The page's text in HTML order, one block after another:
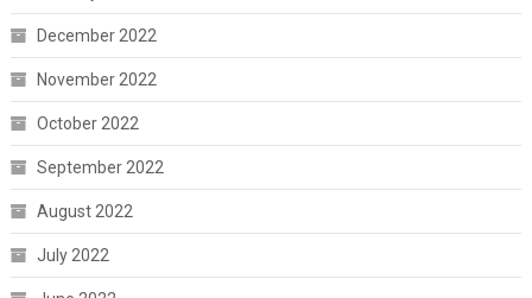
December 2022
November 2022
October 2022
September 2022
August 2022
July 2022